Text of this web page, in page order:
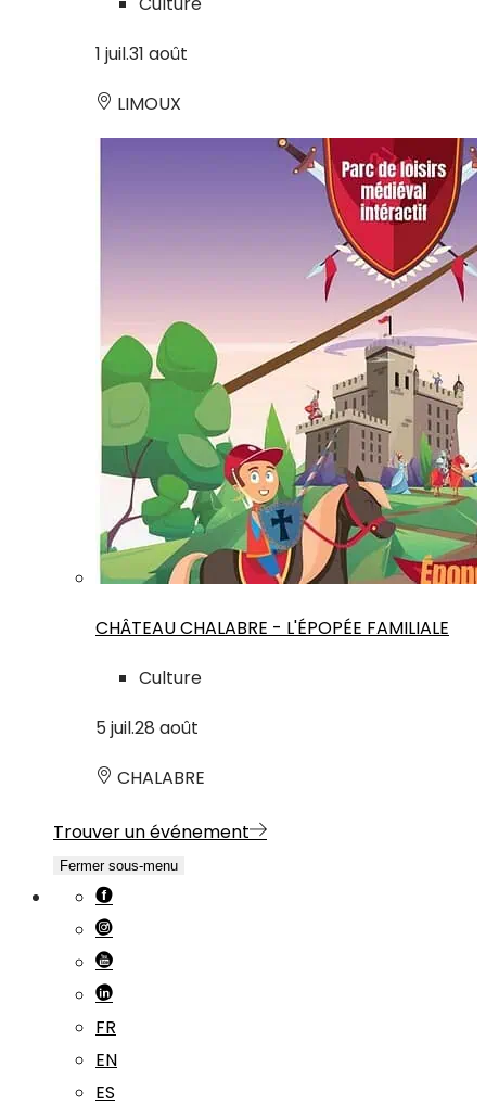
1 juil.31 août
LIMOUX
CHÂTEAU CHALABRE - L'ÉPOPÉE FAMILIALE
Culture
5 juil.28 août
CHALABRE
Trouver un événement
Fermer sous-menu
FR
EN
ES